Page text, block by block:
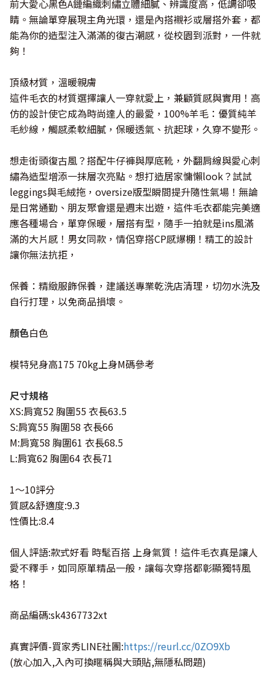
前大愛心黑色A鏈編織刺繡立體細膩、辨識度高，低調卻吸
睛。無論單穿展現主角光環，還是內搭襯衫或層搭外套，都
能為你的造型注入滿滿的復古潮感，從校園到派對，一件就
夠！
頂級材質，溫暖親膚
這件毛衣的材質選擇讓人一穿就愛上，兼顧質感與實用！高
仿的設計使它成為時尚達人的最愛，100%羊毛：優質純羊
毛紗線，觸感柔軟細膩，保暖透氣、抗起球，久穿不變形。
想走街頭復古風？搭配牛仔褲與厚底靴，外翻肩線與愛心刺
繡為造型增添一抹層次亮點。想打造居家慵懶look？試試
leggings與毛絨拖，oversize版型瞬間提升隨性氣場！無論
是日常通勤、朋友聚會還是週末出遊，這件毛衣都能完美適
應各種場合，單穿保暖，層搭有型，隨手一拍就是ins風滿
滿的大片感！男女同款，情侶穿搭CP感爆棚！精工的設計
讓你無法抗拒，
保養：精緻服飾保養，建議送專業乾洗店清理，切勿水洗及
自行打理，以免商品損壞。
顏色白色
模特兒身高175 70kg上身M碼參考
尺寸規格
XS:肩寬52 胸圍55 衣長63.5
S:肩寬55 胸圍58 衣長66
M:肩寬58 胸圍61 衣長68.5
L:肩寬62 胸圍64 衣長71
1～10評分
質感&舒適度:9.3
性價比:8.4
個人評語:款式好看 時髦百搭 上身氣質！這件毛衣真是讓人
愛不釋手，如同原單精品一般，讓每次穿搭都彰顯獨特風
格！
商品編碼:sk4367732xt
真實評價-買家秀LINE社團:https://reurl.cc/0ZO9Xb
(放心加入,入內可換暱稱與大頭貼,無隱私問題)